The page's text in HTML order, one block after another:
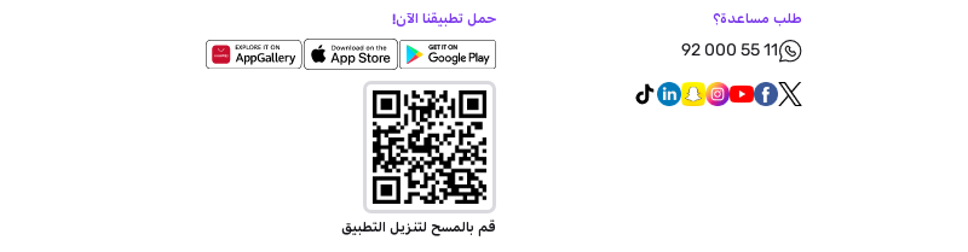
طلب مساعدة؟
92 000 55 11
حمل تطبيقنا الآن!
قم بالمسح لتنزيل التطبيق